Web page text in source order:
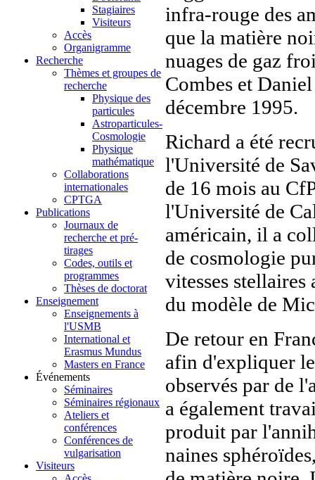
Stagiaires
Visiteurs
Accès
Organigramme
Recherche
Thèmes et groupes de
recherche
Physique des
particules
Astroparticules-
Cosmologie
Physique
mathématique
Collaborations
internationales
CPTGA
Publications
Journaux de
recherche et pré-
tirages
Codes, outils et
programmes
Thèses de doctorat
Enseignement
Enseignements à
l'USMB
International et
Erasmus Mundus
Masters en France
Événements
Séminaires
Séminaires régionaux
Ateliers et
conférences
Conférences de
vulgarisation
Visiteurs
infra-rouge des
que la matière
nuages de gaz
Combes et
décembre 1995.
Richard a été
l'Université de
de 16 mois au
l'Université de
américain, il a
de cosmologie
vitesses stellaires
du modèle de
De retour en
afin d'expliquer
observés par de
a également
produit par
naines